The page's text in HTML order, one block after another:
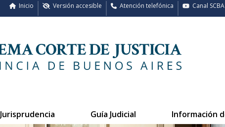
Canal SCBA
Atención telefónica
Versión accesible
Inicio
Jurisprudencia Guía Judicial Información